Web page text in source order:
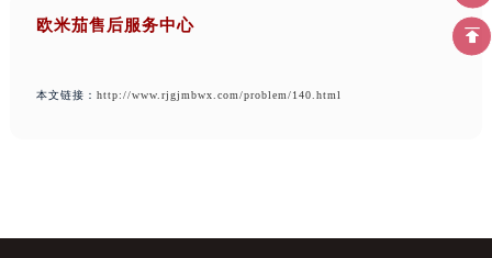
欧米茄售后服务中心
本文链接： http://www.rjgjmbwx.com/problem/140.html